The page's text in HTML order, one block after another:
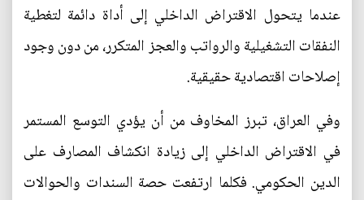
عندما يتحول الاقتراض الداخلي إلى أداة دائمة لتغطية
النفقات التشغيلية والرواتب والعجز المتكرر، من دون وجود
إصلاحات اقتصادية حقيقية.
وفي العراق، تبرز المخاوف من أن يؤدي التوسع المستمر
في الاقتراض الداخلي إلى زيادة انكشاف المصارف على
الدين الحكومي. فكلما ارتفعت حصة السندات والحوالات